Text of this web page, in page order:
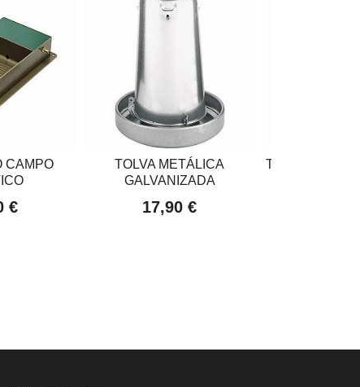
CAMPO
€
TOLVA METÁLICA
GALVANIZADA
17,90 €
TOLVAS